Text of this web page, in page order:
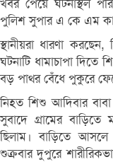
খবর পেয়ে ঘটনাস্থল
পুলিশ সুপার এ কে এম
স্থানীয়রা ধারণা
ঘটনাটি ধামাচাপা দিতে
বড় পাথর বেঁধে পুকুরে
নিহত শিশু আদিবার
সুবাদে গ্রামের
ছিলাম। বাড়িতে
শুক্রবার দুপুরে